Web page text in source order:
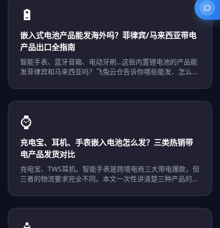
🔋
嵌入式电池产品能发海外吗？菲律宾/马来西亚带电
产品出口全指南
智能手表、蓝牙音箱、电动牙刷…这些内置锂电池的产品能
发菲律宾和马来西亚吗？飞兔云仓告诉你哪些能发、怎么
⌚
充电宝、耳机、手表嵌入电池怎么发？三类热销带
电产品发货对比
充电宝、TWS耳机、智能手表是跨境电商三大带电爆款，但
三者的物流要求完全不同。本文一次性讲清楚三种产品的最